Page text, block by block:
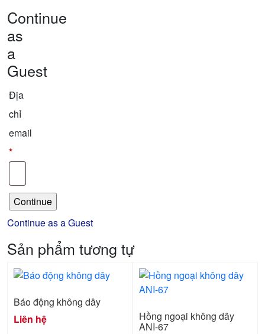
Continue
as
a
Guest
Địa
chỉ
email
*
Continue as a Guest
Sản phẩm tương tự
Báo động không dây
Liên hệ
Hồng ngoại không dây
ANI-67